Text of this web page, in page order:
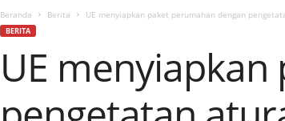
e
i
Beranda Berita UE menyiapkan paket perumahan dengan
BERITA
UE